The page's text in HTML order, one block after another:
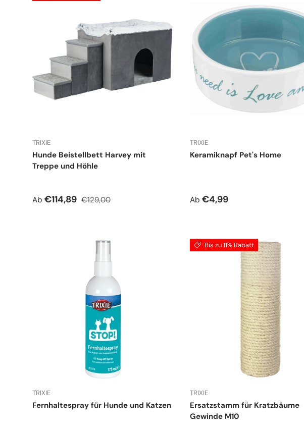
TRIXIE
Hunde Beistellbett Harvey mit
Treppe und Höhle
Verkaufspreis
Ab €114,89 Normaler Preis
€129,00
TRIXIE
Keramiknapf Pet's Home
Normaler Preis
Ab €4,99
TRIXIE
Fernhaltespray für Hunde und Katzen
Bis zu 11% Rabatt
TRIXIE
Ersatzstamm für Kratzbäume
Gewinde M10